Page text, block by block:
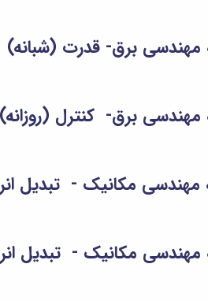
مهندسی برق- قدرت (شبانه)
برق- کنترل (روزانه)
مهندسی مکانیک - تبدیل
مهندسی مکانیک - تبدیل